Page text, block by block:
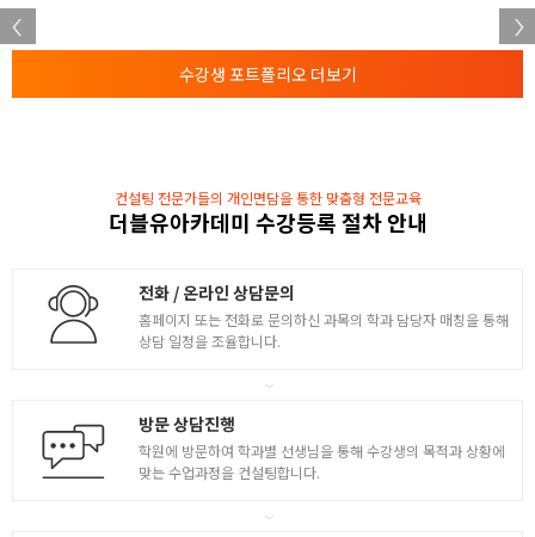
- 배치속성 : display
- 위치속성 : position
- 배치속성2 : float
- 변형속성, 변환속성
- git을 활용한 버전관리
HTML, CSS 활용 심화
- 가변 레이아웃 구조 : flex
- 가변 사이즈를 계산하는 css함수들
- media query를 활용한 웹페이지 만들기
수강생 포트폴리오 더보기
컨설팅 전문가들의 개인면담을 통한 맞춤형 전문교육
더블유아카데미 수강등록 절차 안내
전화 / 온라인 상담문의
홈페이지 또는 전화로 문의하신 과목의 학과 담당자 매칭을 통해
상담 일정을 조율합니다.
방문 상담진행
학원에 방문하여 학과별 선생님을 통해 수강생의 목적과 상황에
맞는 수업과정을 컨설팅합니다.